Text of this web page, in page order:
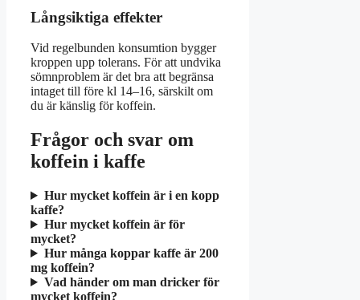
Långsiktiga effekter
Vid regelbunden konsumtion bygger
kroppen upp tolerans. För att undvika
sömnproblem är det bra att begränsa
intaget till före kl 14–16, särskilt om
du är känslig för koffein.
Frågor och svar om
koffein i kaffe
Hur mycket koffein är i en kopp
kaffe?
Hur mycket koffein är för
mycket?
Hur många koppar kaffe är 200
mg koffein?
Vad händer om man dricker för
mycket koffein?